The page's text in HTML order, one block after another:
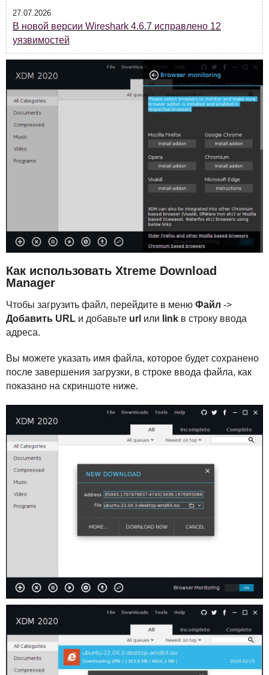
27.07.2026
В новой версии Wireshark 4.6.7 исправлено 12
уязвимостей
Как использовать Xtreme Download
Manager
Чтобы загрузить файл, перейдите в меню Файл ->
Добавить URL и добавьте url или link в строку ввода
адреса.
Вы можете указать имя файла, которое будет сохранено
после завершения загрузки, в строке ввода файла, как
показано на скриншоте ниже.